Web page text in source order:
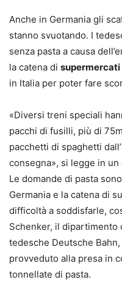
Anche in Germania gli
stanno svuotando. I
senza pasta a causa
la catena di supermercati
in Italia per poter fare
«Diversi treni speciali
pacchi di fusilli, più di
pacchetti di spaghetti
consegna», si legge in un
Le domande di pasta
Germania e la catena di
difficoltà a soddisfarle,
Schenker, il
tedesche Deutsche
provveduto alla presa in
tonnellate di pasta.